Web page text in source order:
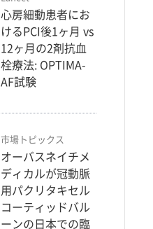
心房細動患者にお
けるPCI後1ヶ月 vs
12ヶ月の2剤抗血
栓療法: OPTIMA-
AF試験
市場トピックス
オーバスネイチメ
ディカルが冠動脈
用パクリタキセル
コーティッドバル
ーンの日本での臨